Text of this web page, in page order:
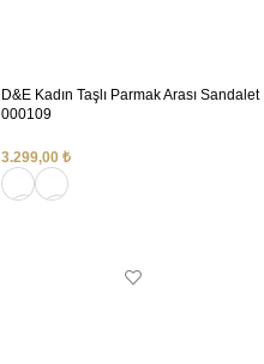
D&E Kadın Taşlı Parmak Arası Sandalet
000109
3.299,00 ₺